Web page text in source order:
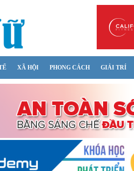
XÃ HỘI PHONG CÁCH GIẢI TRÍ